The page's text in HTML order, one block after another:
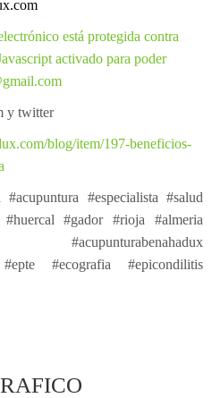
está protegida contra
activado para poder
y twitter
blog/item/197-beneficios-
#especialista #salud
#gador #rioja #almeria
#acupunturabenahadux
#ecografia #epicondilitis